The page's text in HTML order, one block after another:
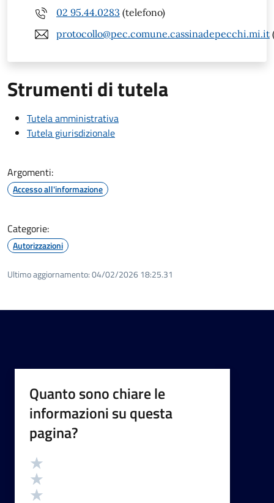
02 95.44.0283 (telefono)
protocollo@pec.comune.cassinadepecchi.mi.it
Strumenti di tutela
Tutela amministrativa
Tutela giurisdizionale
Argomenti:
Accesso all'informazione
Categorie:
Autorizzazioni
Ultimo aggiornamento:04/02/2026 18:25.31
Quanto sono chiare le
informazioni su questa
pagina?
Valutazione